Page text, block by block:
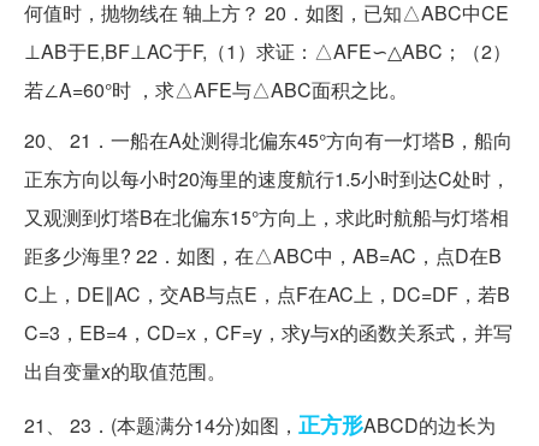
何值时，抛物线在 轴上方？ 20．如图，已知△ABC中CE
⊥AB于E,BF⊥AC于F,（1）求证：△AFE∽△ABC；（2）
若∠A=60°时 ，求△AFE与△ABC面积之比。
20、 21．一船在A处测得北偏东45°方向有一灯塔B，船向
正东方向以每小时20海里的速度航行1.5小时到达C处时，
又观测到灯塔B在北偏东15°方向上，求此时航船与灯塔相
距多少海里? 22．如图，在△ABC中，AB=AC，点D在B
C上，DE∥AC，交AB与点E，点F在AC上，DC=DF，若B
C=3，EB=4，CD=x，CF=y，求y与x的函数关系式，并写
出自变量x的取值范围。
21、 23．(本题满分14分)如图， 正方形ABCD的边长为